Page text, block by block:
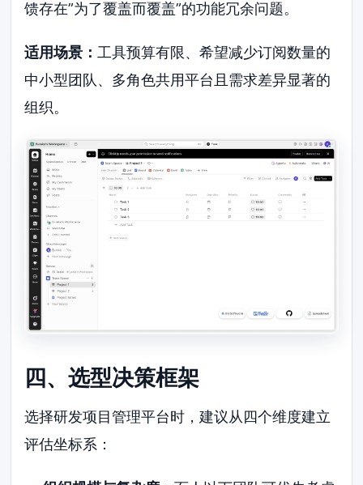
馈存在”为了覆盖而覆盖”的功能冗余问题。
适用场景： 工具预算有限、希望减少订阅数量的
中小型团队、多角色共用平台且需求差异显著的
组织。
四、选型决策框架
选择研发项目管理平台时，建议从四个维度建立
评估坐标系：